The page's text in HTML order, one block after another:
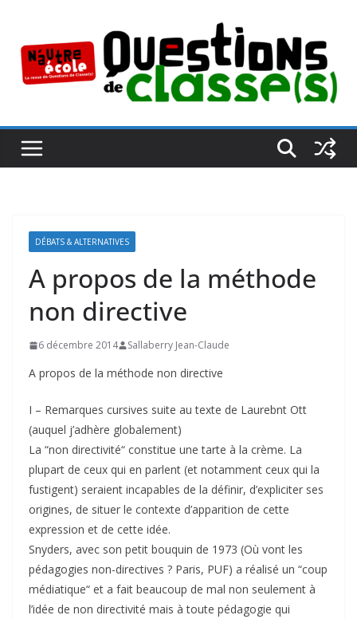
contenu
DÉBATS & ALTERNATIVES
A propos de la méthode
non directive
6 décembre 2014 Sallaberry Jean-Claude
A propos de la méthode non directive
I – Remarques cursives suite au texte de Laurebnt Ott
(auquel j’adhère globalement)
La “non directivité“ constitue une tarte à la crème. La
plupart de ceux qui en parlent (et notamment ceux qui la
fustigent) seraient incapables de la définir, d’expliciter ses
origines, de situer le contexte d’apparition de cette
expression et de cette idée.
Snyders, avec son petit bouquin de 1973 (Où vont les
pédagogies non-directives ? Paris, PUF) a réalisé un “coup
médiatique“ et a fait beaucoup de mal non seulement à
l’idée de non directivité mais à toute pédagogie qui